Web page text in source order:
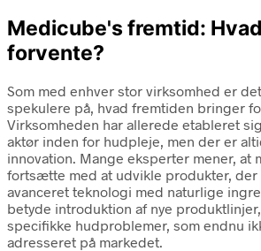
Medicube's fremtid:
forvente?
Som med enhver stor virksomhed er
spekulere på, hvad fremtiden bringer
Virksomheden har allerede etableret
aktør inden for hudpleje, men der er
innovation. Mange eksperter mener, at
fortsætte med at udvikle produkter, der
avanceret teknologi med naturlige
betyde introduktion af nye
specifikke hudproblemer, som endnu
adresseret på markedet.